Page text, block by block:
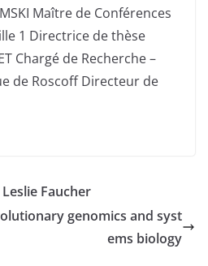
Maître de Conférences
1 Directrice de thèse
Chargé de Recherche –
de Roscoff Directeur de
Faucher
genomics and syst
ems biology